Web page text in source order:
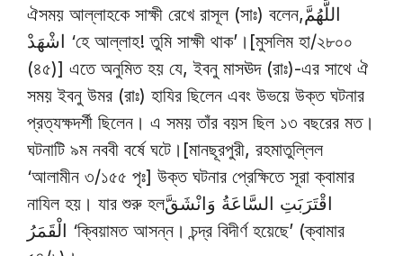
ঐসময় আল্লাহকে সাক্ষী রেখে রাসূল (সাঃ) বলেন,اللَّهُمَّ
اشْهَدْ ‘হে আল্লাহ! তুমি সাক্ষী থাক’।[মুসলিম হা/২৮০০
(৪৫)] এতে অনুমিত হয় যে, ইবনু মাসঊদ (রাঃ)-এর সাথে ঐ
সময় ইবনু উমর (রাঃ) হাযির ছিলেন এবং উভয়ে উক্ত ঘটনার
প্রত্যক্ষদর্শী ছিলেন। এ সময় তাঁর বয়স ছিল ১৩ বছরের মত।
ঘটনাটি ৯ম নববী বর্ষে ঘটে।[মানছূরপুরী, রহমাতুল্লিল
‘আলামীন ৩/১৫৫ পৃঃ] উক্ত ঘটনার প্রেক্ষিতে সূরা ক্বামার
নাযিল হয়। যার শুরু হলاقْتَرَبَتِ السَّاعَةُ وَانْشَقَّ
الْقَمَرُ ‘ক্বিয়ামত আসন্ন। চন্দ্র বিদীর্ণ হয়েছে’ (ক্বামার